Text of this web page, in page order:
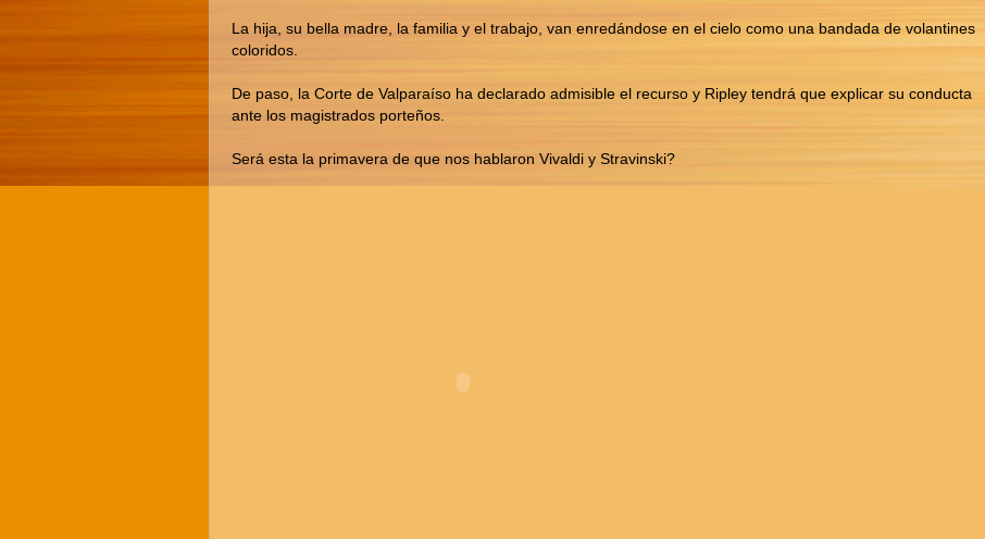
La hija, su bella madre, la familia y el trabajo, van enredándose en el cielo como una bandada de volantines
coloridos.
De paso, la Corte de Valparaíso ha declarado admisible el recurso y Ripley tendrá que explicar su conducta
ante los magistrados porteños.
Será esta la primavera de que nos hablaron Vivaldi y Stravinski?